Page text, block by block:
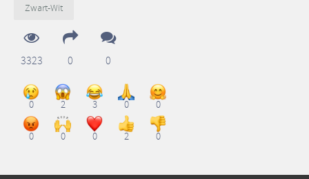
Zwart-Wit
3323 0 0
0 2 3 0 0
0 0 0 2 0